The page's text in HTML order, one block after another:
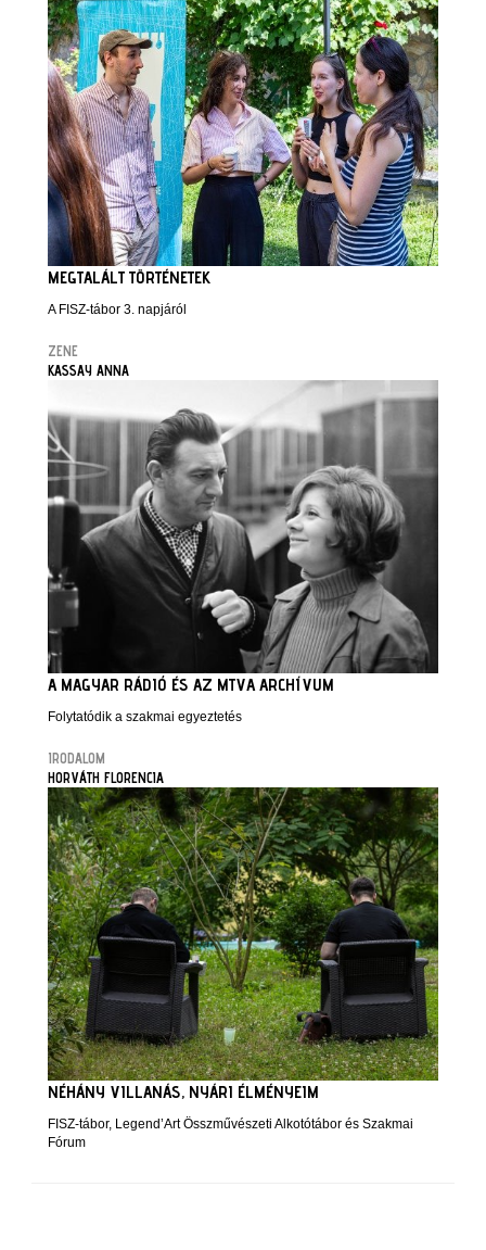
MEGTALÁLT TÖRTÉNETEK
A FISZ-tábor 3. napjáról
ZENE
KASSAY ANNA
A MAGYAR RÁDIÓ ÉS AZ MTVA ARCHÍVUM
Folytatódik a szakmai egyeztetés
IRODALOM
HORVÁTH FLORENCIA
NÉHÁNY VILLANÁS, NYÁRI ÉLMÉNYEIM
FISZ-tábor, Legend’Art Összművészeti Alkotótábor és Szakmai
Fórum